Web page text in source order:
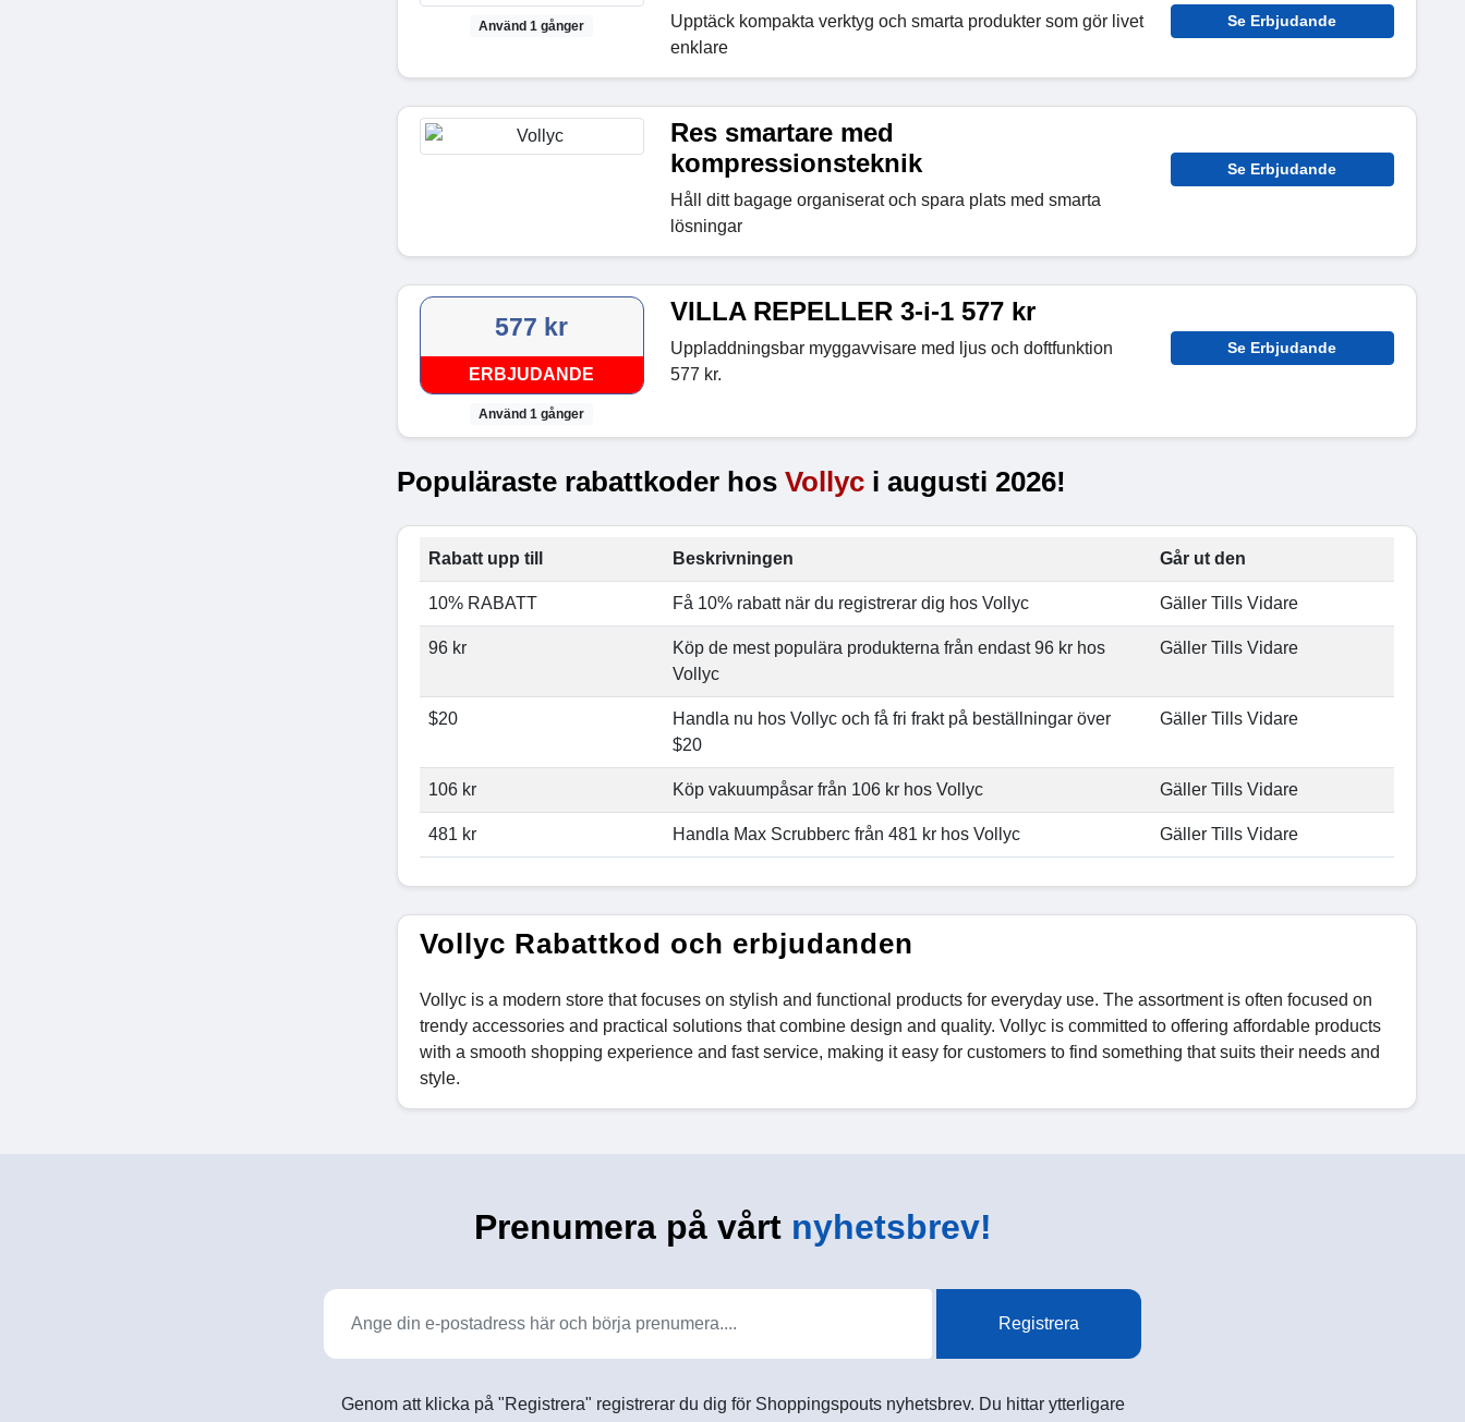
Använd 1 gånger
Upptäck kompakta verktyg och smarta produkter som gör livet
enklare
Se Erbjudande
Res smartare med
kompressionsteknik
Håll ditt bagage organiserat och spara plats med smarta
lösningar
Se Erbjudande
577 kr
ERBJUDANDE
Använd 1 gånger
VILLA REPELLER 3-i-1 577 kr
Uppladdningsbar myggavvisare med ljus och doftfunktion
577 kr.
Se Erbjudande
Populäraste rabattkoder hos Vollyc i augusti 2026!
Rabatt upp till Beskrivningen Går ut den
10% RABATT Få 10% rabatt när du registrerar dig hos Vollyc Gäller Tills Vidare
96 kr
Köp de mest populära produkterna från endast 96 kr hos
Vollyc
Gäller Tills Vidare
$20
Handla nu hos Vollyc och få fri frakt på beställningar över
$20
Gäller Tills Vidare
106 kr Köp vakuumpåsar från 106 kr hos Vollyc Gäller Tills Vidare
481 kr Handla Max Scrubberc från 481 kr hos Vollyc Gäller Tills Vidare
Vollyc Rabattkod och erbjudanden
Vollyc is a modern store that focuses on stylish and functional products for everyday use. The assortment is often focused on
trendy accessories and practical solutions that combine design and quality. Vollyc is committed to offering affordable products
with a smooth shopping experience and fast service, making it easy for customers to find something that suits their needs and
style.
Prenumera på vårtnyhetsbrev!
Registrera
Genom att klicka på "Registrera" registrerar du dig för Shoppingspouts nyhetsbrev. Du hittar ytterligare